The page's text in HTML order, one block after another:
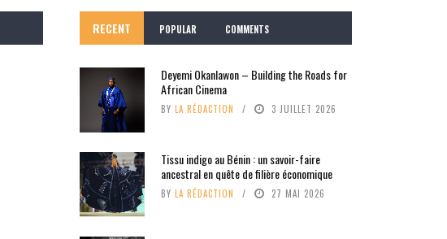
RECENT POPULAR COMMENTS
Deyemi Okanlawon – Building the Roads for
African Cinema
BY LA RÉDACTION 3 JUILLET 2026
Tissu indigo au Bénin : un savoir-faire
ancestral en quête de filière économique
BY LA RÉDACTION 27 MAI 2026